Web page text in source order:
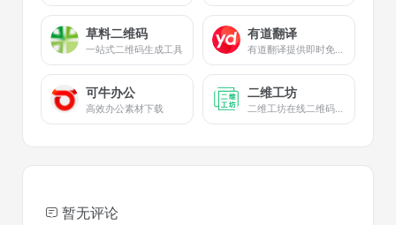
草料二维码
一站式二维码生成工具
有道翻译
有道翻译提供即时免费的网页翻译、文档翻译、PDF翻译、DOC翻译、PPT翻译、人工翻译、同传等服务。
可牛办公
高效办公素材下载
二维工坊
二维工坊在线二维码生成器
暂无评论